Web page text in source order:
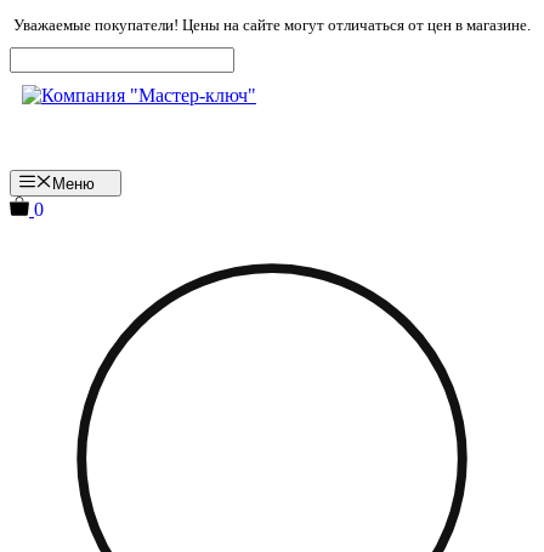
Перейти
к
содержимому
Уважаемые покупатели! Цены на сайте могут отличаться от цен в магазине.
Меню
0